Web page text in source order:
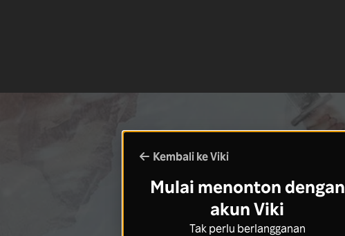
Kembali ke Viki
Mulai menonton dengan
akun Viki
Tak perlu berlangganan